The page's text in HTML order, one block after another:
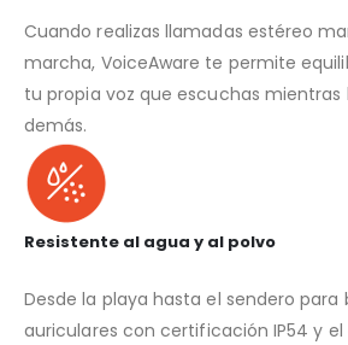
Cuando realizas llamadas estéreo
marcha, VoiceAware te permite
tu propia voz que escuchas mientras
demás.
Resistente al agua y al polvo
Desde la playa hasta el sendero para
auriculares con certificación IP54 y